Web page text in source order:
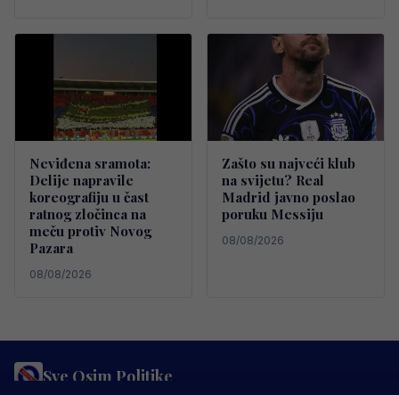
Neviđena sramota:
Delije napravile
koreografiju u čast
ratnog zločinca na
meču protiv Novog
Pazara
08/08/2026
Zašto su najveći klub
na svijetu? Real
Madrid javno poslao
poruku Messiju
08/08/2026
Sve Osim Politike